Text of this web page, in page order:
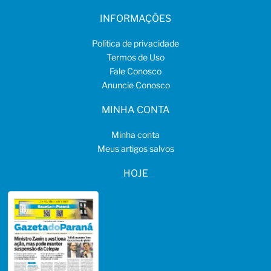
INFORMAÇÕES
Política de privacidade
Termos de Uso
Fale Conosco
Anuncie Conosco
MINHA CONTA
Minha conta
Meus artigos salvos
HOJE